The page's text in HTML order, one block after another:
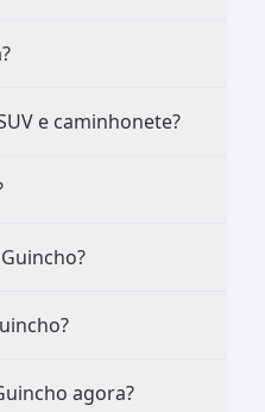
e caminhonete?
agora?